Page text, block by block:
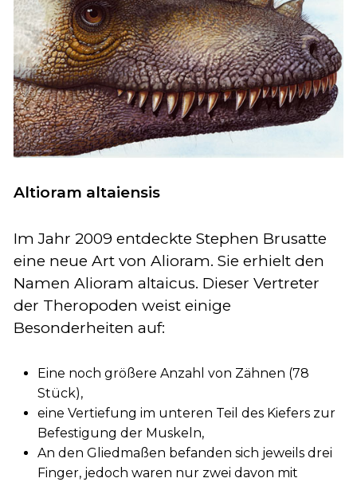
Altioram altaiensis
Im Jahr 2009 entdeckte Stephen Brusatte
eine neue Art von Alioram. Sie erhielt den
Namen Alioram altaicus. Dieser Vertreter
der Theropoden weist einige
Besonderheiten auf:
Eine noch größere Anzahl von Zähnen (78
Stück),
eine Vertiefung im unteren Teil des Kiefers zur
Befestigung der Muskeln,
An den Gliedmaßen befanden sich jeweils drei
Finger, jedoch waren nur zwei davon mit